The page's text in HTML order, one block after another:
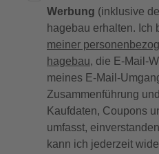
Werbung (inklusive
hagebau erhalten. Ich
meiner
hagebau, die E-Mail-
meines E-Mail-
Zusammenführung
Kaufdaten, Coupons
umfasst,
kann ich jederzeit